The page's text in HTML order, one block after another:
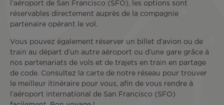
l’aéroport de San Francisco (SFO), les options sont
réservables directement auprès de la compagnie
partenaire opérant le vol.
Vous pouvez également réserver un billet d’avion ou de
train au départ d’un autre aéroport ou d’une gare grâce à
nos partenariats de vols et de trajets en train en partage
de code. Consultez la carte de notre réseau pour trouver
le meilleur itinéraire pour vous, afin de vous rendre à
l’aéroport international de San Francisco (SFO)